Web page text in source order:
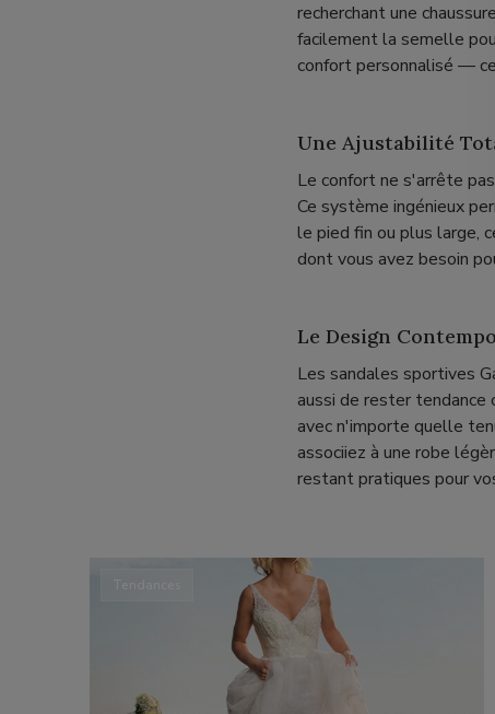
recherchant une
facilement la semelle
confort personnalisé —
Une Ajustabilité
Le confort ne s'arrête
Ce système ingénieux
le pied fin ou plus large,
dont vous avez besoin
Le Design
Les sandales sportives
aussi de rester
avec n'importe quelle
associiez à une robe
restant pratiques pour